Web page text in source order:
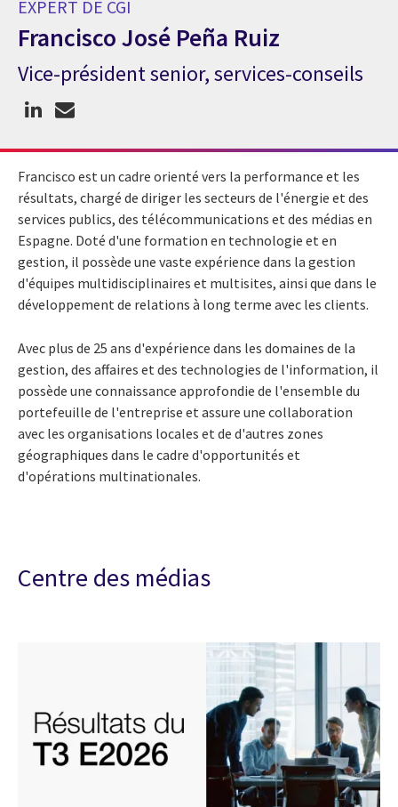
EXPERT DE CGI
Francisco José Peña Ruiz
Expert de CGI Francisco José Peña Ruiz
Vice-président senior, services-conseils
Francisco est un cadre orienté vers la performance et les
résultats, chargé de diriger les secteurs de l'énergie et des
services publics, des télécommunications et des médias en
Espagne. Doté d'une formation en technologie et en
gestion, il possède une vaste expérience dans la gestion
d'équipes multidisciplinaires et multisites, ainsi que dans le
développement de relations à long terme avec les clients.
Avec plus de 25 ans d'expérience dans les domaines de la
gestion, des affaires et des technologies de l'information, il
possède une connaissance approfondie de l'ensemble du
portefeuille de l'entreprise et assure une collaboration
avec les organisations locales et de d'autres zones
géographiques dans le cadre d'opportunités et
d'opérations multinationales.
Centre des médias